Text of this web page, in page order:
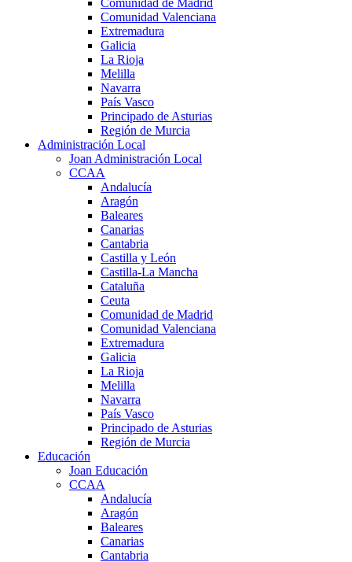
Comunidad Valenciana
Extremadura
Galicia
La Rioja
Melilla
Navarra
País Vasco
Principado de Asturias
Región de Murcia
Administración Local
Joan Administración Local
CCAA
Andalucía
Aragón
Baleares
Canarias
Cantabria
Castilla y León
Castilla-La Mancha
Cataluña
Ceuta
Comunidad de Madrid
Comunidad Valenciana
Extremadura
Galicia
La Rioja
Melilla
Navarra
País Vasco
Principado de Asturias
Región de Murcia
Educación
Joan Educación
CCAA
Andalucía
Aragón
Baleares
Canarias
Cantabria